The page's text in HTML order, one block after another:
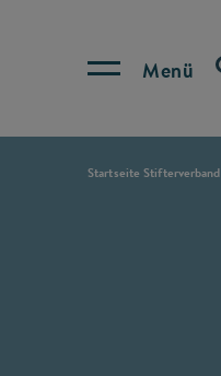
Menü
Startseite Stifterverband